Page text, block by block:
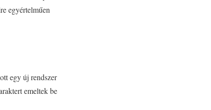
egyértelműen
egy új rendszer
emeltek be